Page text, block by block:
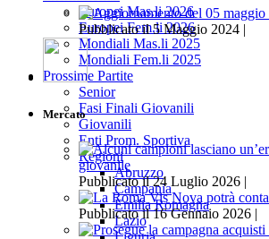
Europei Mas.li 2026
Europei Fem.li 2026
Mondiali Mas.li 2025
Mondiali Fem.li 2025
Prossime Partite
Senior
Fasi Finali Giovanili
Giovanili
Enti Prom. Sportiva
Regioni
Abruzzo
Campania
Emilia Romagna
Lazio
Pubblicato il 5 Maggio 2024 |
Mercato
giovanile
Pubblicato il 24 Luglio 2026 |
Pubblicato il 16 Gennaio 2026 |